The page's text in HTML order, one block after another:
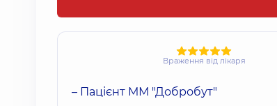
Враження від лікаря
– Пацієнт ММ "Добробут"